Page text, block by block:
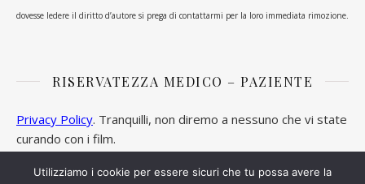
dovesse ledere il diritto d’autore si prega di contattarmi per la loro immediata rimozione.
RISERVATEZZA MEDICO – PAZIENTE
Privacy Policy. Tranquilli, non diremo a nessuno che vi state
curando con i film.
Utilizziamo i cookie per essere sicuri che tu possa avere la